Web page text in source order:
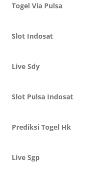
Togel Via Pulsa
Slot Indosat
Live Sdy
Slot Pulsa Indosat
Prediksi Togel Hk
Live Sgp